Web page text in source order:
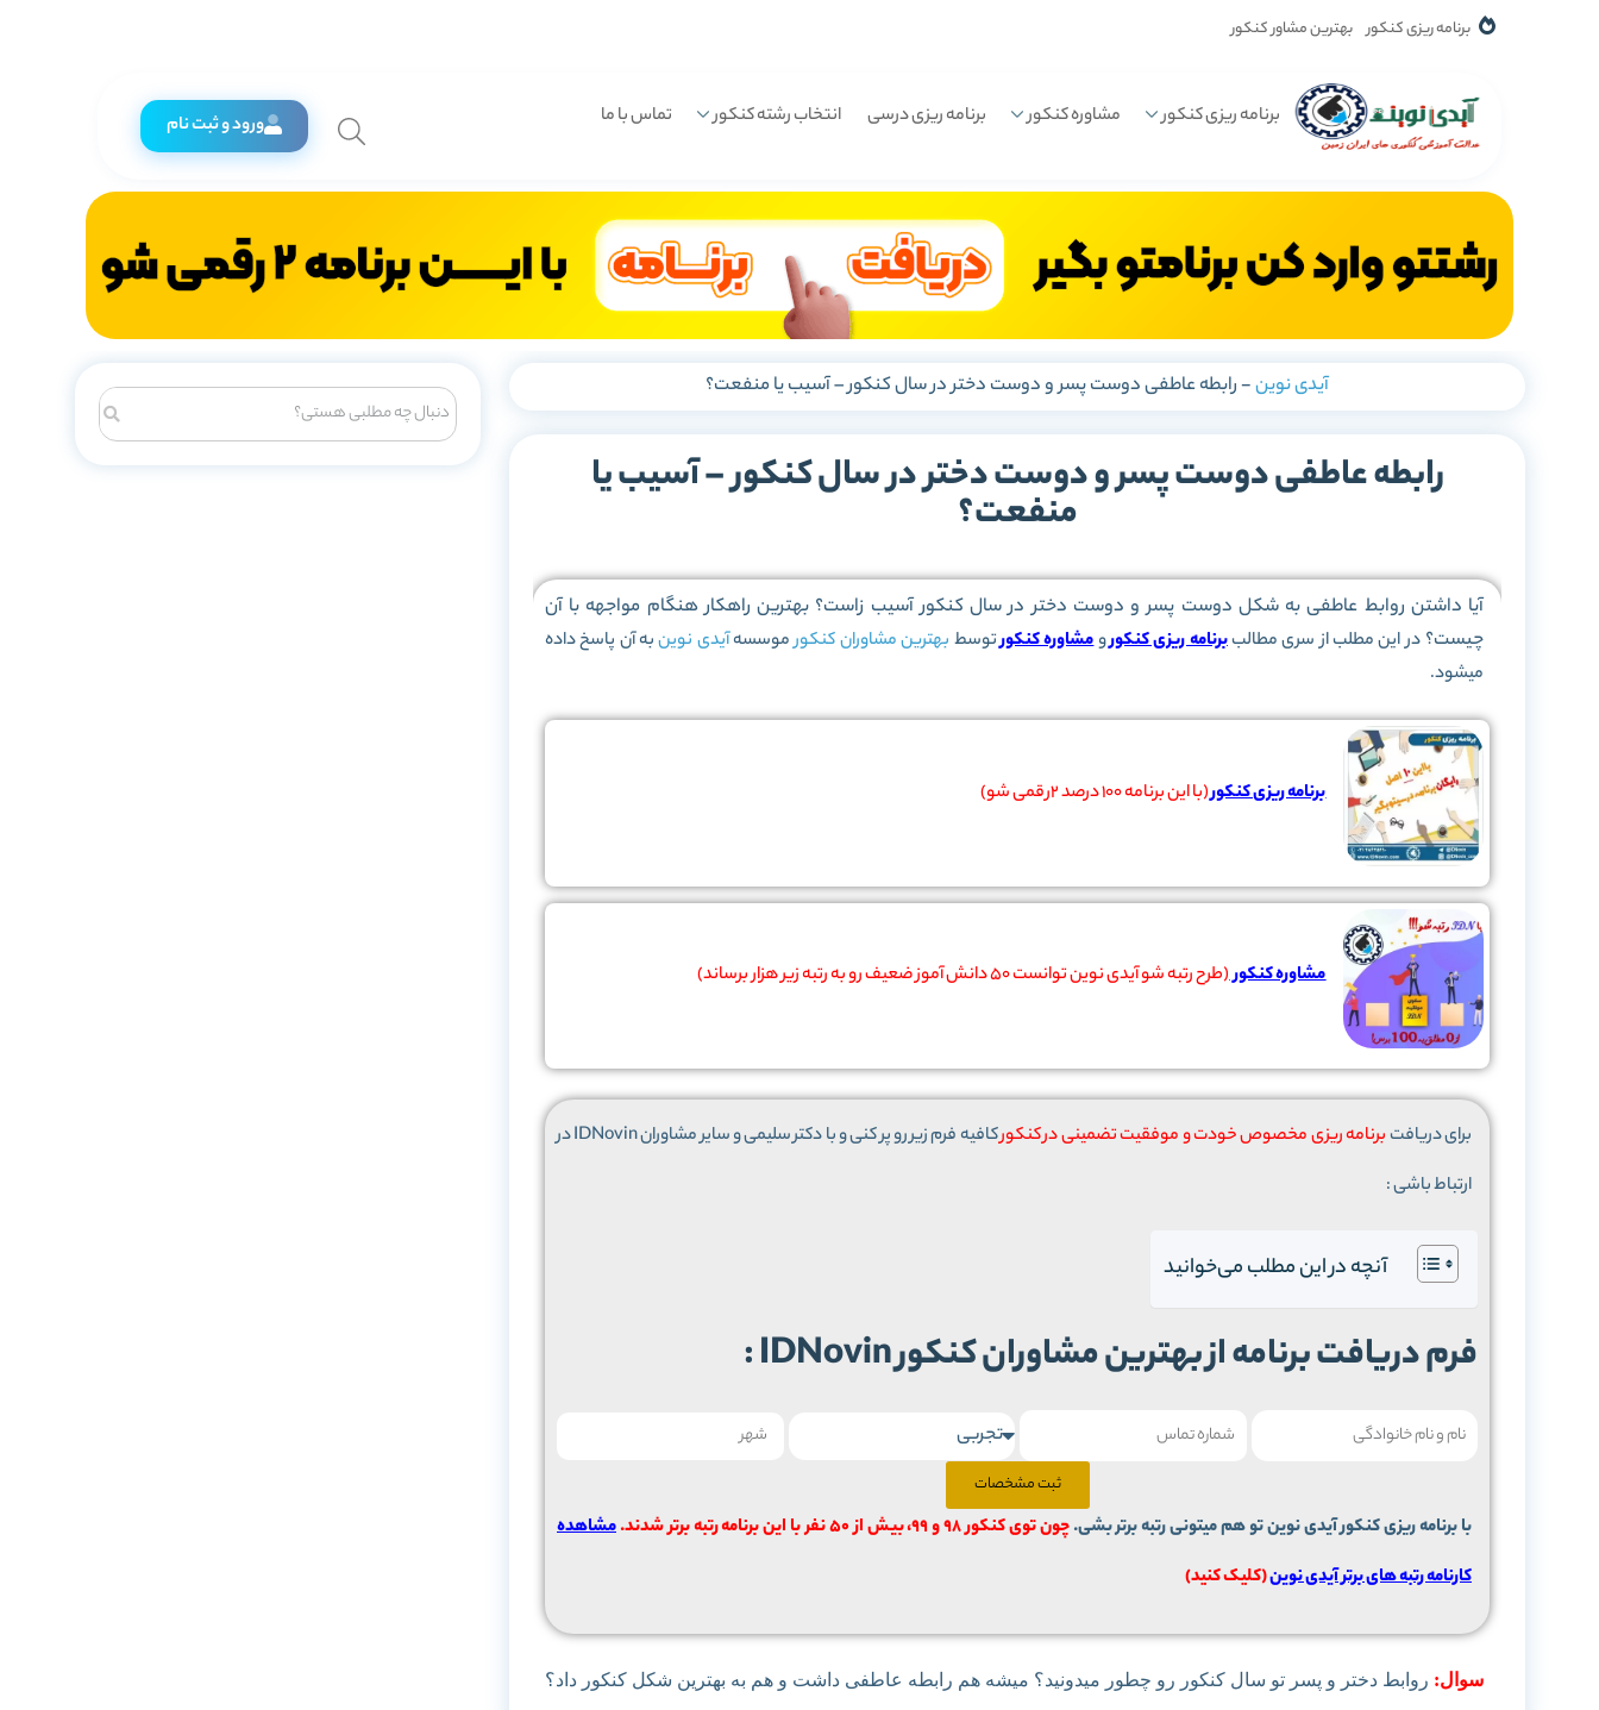
برنامه ریزی کنکور بهترین مشاور کنکور
برنامه ریزی کنکور مشاوره کنکور برنامه ریزی درسی انتخاب رشته کنکور تماس با ما ورود و ثبت نام
آیدی نوین-رابطه عاطفی دوست پسر و دوست دختر در سال کنکور – آسیب یا منفعت؟
رابطه عاطفی دوست پسر و دوست دختر در سال کنکور – آسیب یا
منفعت؟
آیا داشتن روابط عاطفی به شکل دوست پسر و دوست دختر در سال کنکور آسیب زاست؟ بهترین راهکار هنگام مواجهه با آن
چیست؟در این مطلب از سری مطالببرنامه ریزی کنکورومشاوره کنکورتوسط بهترین مشاوران کنکورموسسهآیدی نوینبه آن پاسخ داده
میشود.
برنامه ریزی کنکور(با این برنامه 100 درصد 2رقمی شو)
مشاوره کنکور(طرح رتبه شو آیدی نوین توانست 50 دانش آموز ضعیف رو به رتبه زیر هزار برساند)
برای دریافتبرنامه ریزی مخصوص خودت و موفقیت تضمینی در کنکور
کافیه فرم زیر رو پر کنی و با دکتر سلیمی و سایر مشاوران IDNovin در
ارتباط باشی :
آنچه در این مطلب می‌خوانید
فرم دریافت برنامه از بهترین مشاوران کنکور IDNovin :
ثبت مشخصات
با برنامه ریزی کنکور آیدی نوین تو هم میتونی رتبه برتر بشی.چون توی کنکور 98 و 99، بیش از ۵۰ نفر با این برنامه رتبه برتر شدند.
مشاهده
کارنامه رتبه های برتر آیدی نوین(کلیک کنید)
سوال: روابط دختر و پسر تو سال کنکور رو چطور میدونید؟ میشه هم رابطه عاطفی داشت و هم به بهترین شکل کنکور داد؟